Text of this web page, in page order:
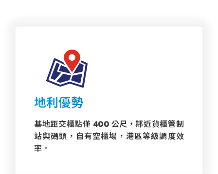
地利優勢
基地距交櫃點僅 400 公尺，鄰近貨櫃管制
站與碼頭，自有空櫃場，港區等級調度效
率。